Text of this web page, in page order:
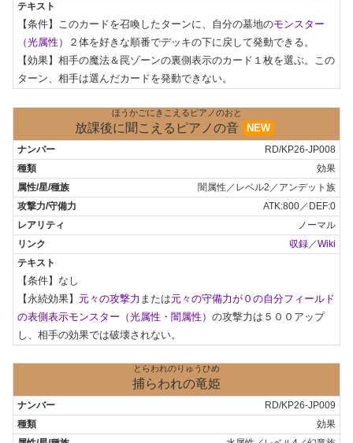
【条件】このカードを召喚したターンに、自分の墓地のモンスター
（光属性）
２体を好きな順番でデッキの下に戻して発動できる。
【効果】相手の魔法＆罠ゾーンの裏側表示のカード１枚を選ぶ。この
ターン、相手は選んだカードを発動できない。
ほうかごにきこえるピアノのおと
放課後に聞こえるピアノの音 NEW
RD/KP26-JP008
効果
闇属性／レベル2／アンデット族
ATK:800／DEF:0
ノーマル
収録 ／Wiki
【条件】なし
【永続効果】 元々の攻撃力 または元々の守備力が０の自分フィールド
の表側表示モンスター（光属性・闇属性） の攻撃力は５００アップ
し、相手の効果では破壊されない。
とらわれのりゅうひめ
捕らわれの竜姫
RD/KP26-JP009
効果